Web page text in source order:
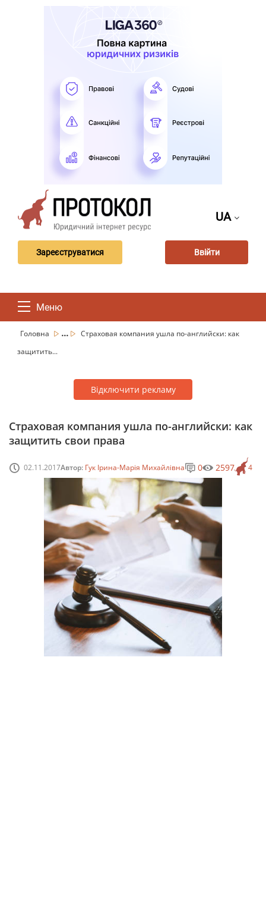
UA
Зареєструватися Ввійти
Меню
Головна ...
Страховая компания ушла по-английски: как
защитить...
Відключити рекламу
Страховая компания ушла по-английски: как
защитить свои права
02.11.2017Автор: Гук Ірина-Марія Михайлівна 4
0 2597